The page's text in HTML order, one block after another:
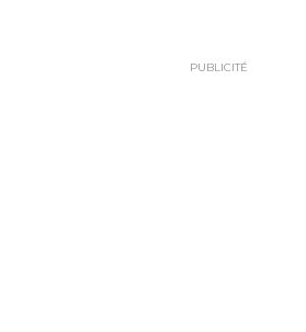
PUBLICITÉ